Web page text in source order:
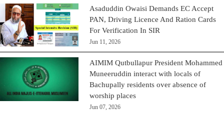
Asaduddin Owaisi Demands EC Accept
PAN, Driving Licence And Ration Cards
For Verification In SIR
Jun 11, 2026
AIMIM Qutbullapur President Mohammed
Muneeruddin interact with locals of
Bachupally residents over absence of
worship places
Jun 07, 2026